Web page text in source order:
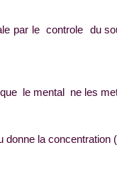
le controle du
mental ne les met
la concentration